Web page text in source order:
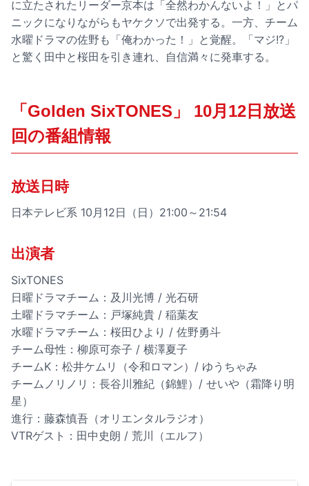
に立たされたリーダー京本は「全然わかんないよ！」とパ
ニックになりながらもヤケクソで出発する。一方、チーム
水曜ドラマの佐野も「俺わかった！」と覚醒。「マジ!?」
と驚く田中と桜田を引き連れ、自信満々に発車する。
「Golden SixTONES」 10月12日放送
回の番組情報
放送日時
日本テレビ系 10月12日（日）21:00～21:54
出演者
SixTONES
日曜ドラマチーム：及川光博 / 光石研
土曜ドラマチーム：戸塚純貴 / 稲葉友
水曜ドラマチーム：桜田ひより / 佐野勇斗
チーム母性：柳原可奈子 / 横澤夏子
チームK：松井ケムリ（令和ロマン）/ ゆうちゃみ
チームノリノリ：長谷川雅紀（錦鯉）/ せいや（霜降り明
星）
進行：藤森慎吾（オリエンタルラジオ）
VTRゲスト：田中史朗 / 荒川（エルフ）